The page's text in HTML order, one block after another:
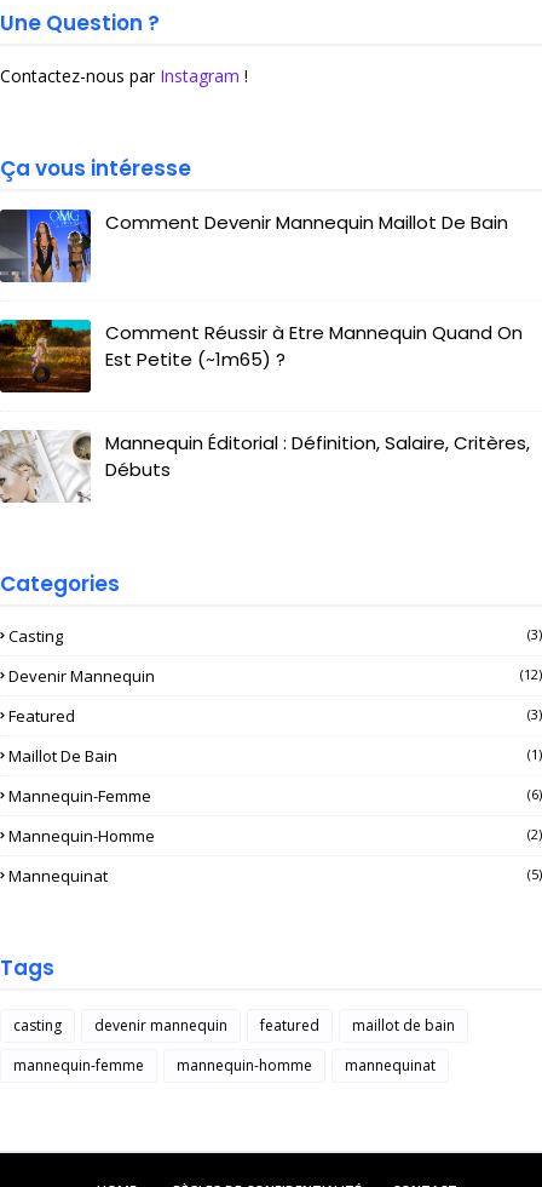
Une Question ?
Contactez-nous par Instagram !
Ça vous intéresse
Comment Devenir Mannequin Maillot De Bain
Comment Réussir à Etre Mannequin Quand On
Est Petite (~1m65) ?
Mannequin Éditorial : Définition, Salaire, Critères,
Débuts
Categories
Casting (3)
Devenir Mannequin (12)
Featured (3)
Maillot De Bain (1)
Mannequin-Femme (6)
Mannequin-Homme (2)
Mannequinat (5)
Tags
casting devenir mannequin featured
maillot de bain
mannequin-femme
mannequin-homme mannequinat